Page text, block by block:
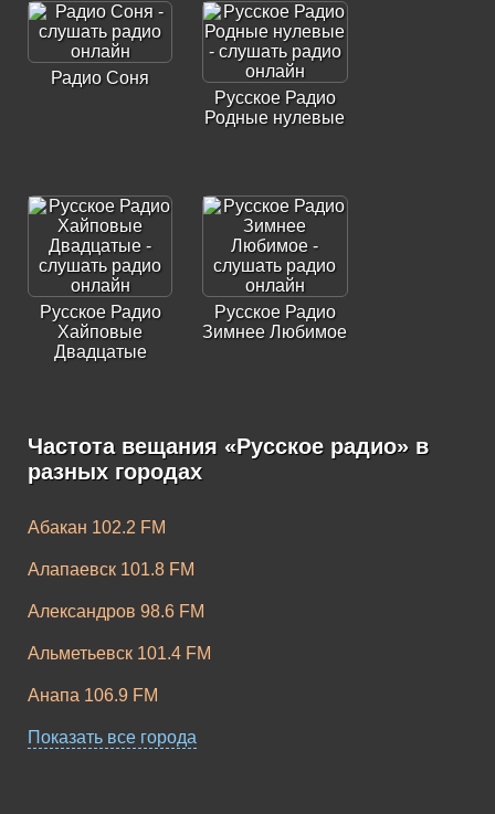
Радио Соня
Русское Радио
Родные нулевые
Русское Радио
Хайповые
Двадцатые
Русское Радио
Зимнее Любимое
Русское Радио
Твоя Москва
Частота вещания «Русское радио» в
разных городах
Абакан 102.2 FM
Алапаевск 101.8 FM
Александров 98.6 FM
Альметьевск 101.4 FM
Анапа 106.9 FM
Ангарск 87.6 FM
Показать все города